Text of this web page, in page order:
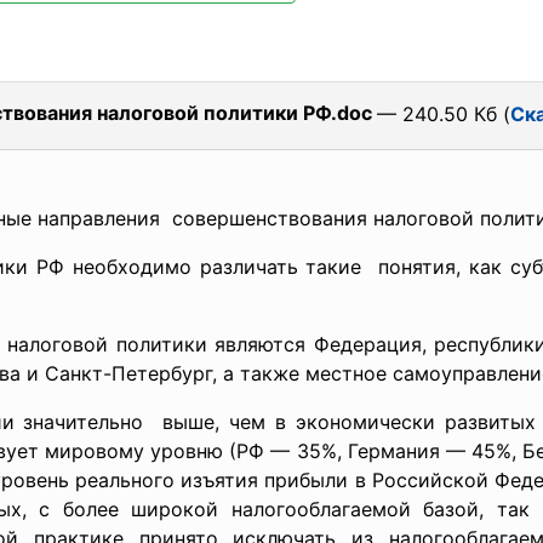
налоговой политики РФ.doc — 240.50 Кб (
направления совершенствования налоговой
РФ необходимо различать такие понятия, как
политики являются Федерация,
и Санкт-Петербург, а также местное
значительно выше, чем в экономически
мировому уровню (РФ — 35%, Германия — 45%,
реального изъятия прибыли в Российской
с более широкой налогооблагаемой базой,
практике принято исключать из